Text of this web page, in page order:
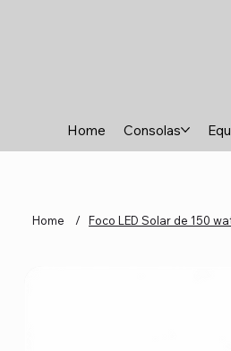
Home Consolas
Home / Foco LED Solar de 150